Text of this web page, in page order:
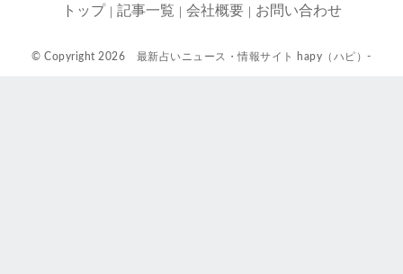
トップ 記事一覧 会社概要 お問い合わせ
© Copyright 2026 最新占いニュース・情報サイト hapy（ハピ）-